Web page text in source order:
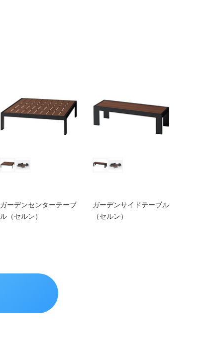
ガーデンセンターテーブ
ル（セルン）
ガーデンサイドテーブル
（セルン）